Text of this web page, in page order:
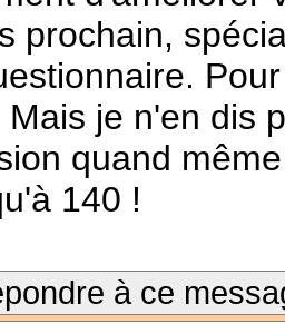
prochain,
je n'en dis
quand
140 !
à ce